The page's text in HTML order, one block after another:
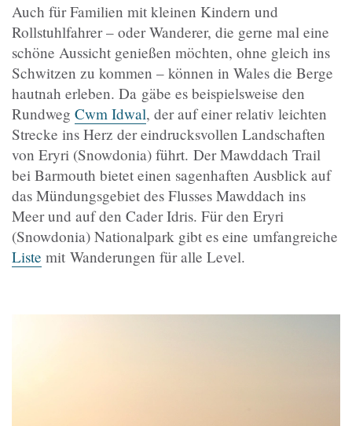
Auch für Familien mit kleinen Kindern und
Rollstuhlfahrer – oder Wanderer, die gerne mal eine
schöne Aussicht genießen möchten, ohne gleich ins
Schwitzen zu kommen – können in Wales die Berge
hautnah erleben. Da gäbe es beispielsweise den
Rundweg Cwm Idwal, der auf einer relativ leichten
Strecke ins Herz der eindrucksvollen Landschaften
von Eryri (Snowdonia) führt. Der Mawddach Trail
bei Barmouth bietet einen sagenhaften Ausblick auf
das Mündungsgebiet des Flusses Mawddach ins
Meer und auf den Cader Idris. Für den Eryri
(Snowdonia) Nationalpark gibt es eine umfangreiche
Liste mit Wanderungen für alle Level.